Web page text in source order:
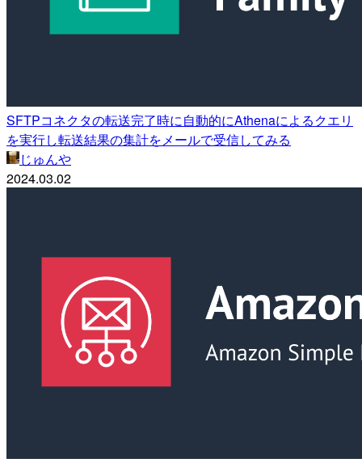
SFTPコネクタの転送完了時に自動的にAthenaによるクエリ
を実行し転送結果の集計をメールで受信してみる
じゅんや
2024.03.02